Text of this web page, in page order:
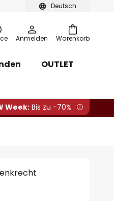
Deutsch
Warenkorb
Anmelden
OUTLET
Week: Bis zu -70%